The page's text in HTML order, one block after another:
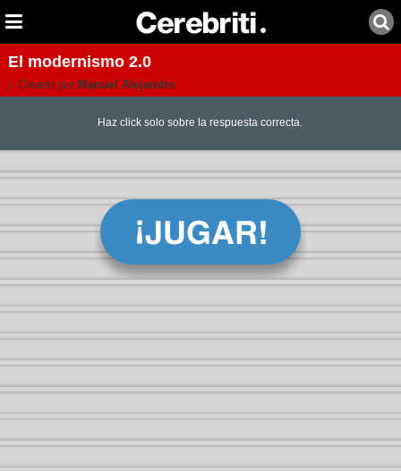
El modernismo 2.0
Creado por: Manuel Alejandro
Haz click solo sobre la respuesta correcta.